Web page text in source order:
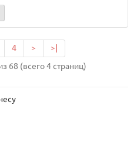
4 >
>|
68 (всего 4 страниц)